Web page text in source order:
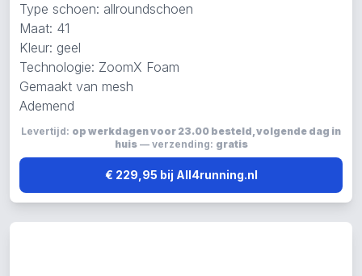
Type schoen: allroundschoen
Maat: 41
Kleur: geel
Technologie: ZoomX Foam
Gemaakt van mesh
Ademend
Levertijd: op werkdagen voor 23.00 besteld, volgende dag in
huis— verzending: gratis
€ 229,95 bij All4running.nl